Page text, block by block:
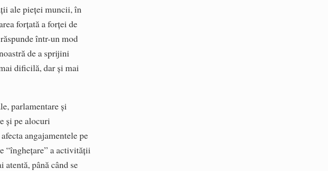
ale pieței muncii, în
forțată a forței de
într-un mod
de a sprijini
dificilă, dar și mai
parlamentare și
și pe alocuri
angajamentele pe
“înghețare” a activității
până când se